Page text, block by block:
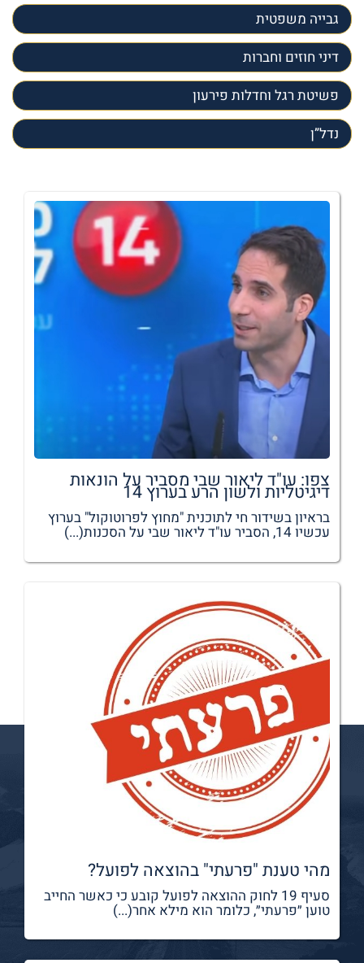
גבייה משפטית
דיני חוזים וחברות
פשיטת רגל וחדלות פירעון
נדל”ן
צפו: עו"ד ליאור שבי מסביר על הונאות
דיגיטליות ולשון הרע בערוץ 14
בראיון בשידור חי לתוכנית "מחוץ לפרוטוקול" בערוץ
עכשיו 14, הסביר עו"ד ליאור שבי על הסכנות(...)
מהי טענת "פרעתי" בהוצאה לפועל?
סעיף 19 לחוק ההוצאה לפועל קובע כי כאשר החייב
טוען ״פרעתי״, כלומר הוא מילא אחר(...)